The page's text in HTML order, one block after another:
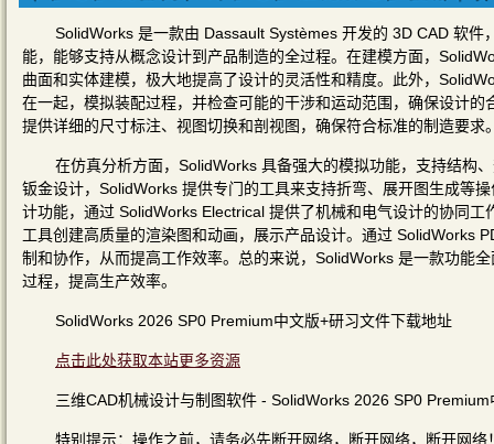
SolidWorks 是一款由 Dassault Systèmes 开发的 3D CAD 软
能，能够支持从概念设计到产品制造的全过程。在建模方面，
曲面和实体建模，极大地提高了设计的灵活性和精度。此外，
在一起，模拟装配过程，并检查可能的干涉和运动范围，确保设计
提供详细的尺寸标注、视图切换和剖视图，确保符合标准的制造要求
在仿真分析方面，SolidWorks 具备强大的模拟功能，支持结构
钣金设计，SolidWorks 提供专门的工具来支持折弯、展开图生成等
计功能，通过 SolidWorks Electrical 提供了机械和电气设计的协同
工具创建高质量的渲染图和动画，展示产品设计。通过 SolidWorks
制和协作，从而提高工作效率。总的来说，SolidWorks 是一款功能
过程，提高生产效率。
SolidWorks 2026 SP0 Premium中文版+研习文件下载地址
点击此处获取本站更多资源
三维CAD机械设计与制图软件 - SolidWorks 2026 SP0
特别提示：操作之前，请务必先断开网络，断开网络，断开网络